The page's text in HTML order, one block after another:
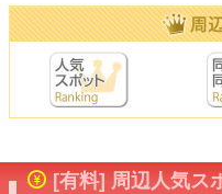
[有料] 周辺人気ス